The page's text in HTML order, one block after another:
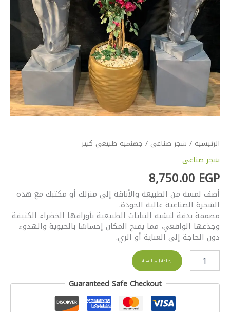
الرئيسية / شجر صناعى / جهنميه طبيعي كبير
شجر صناعى
8,750.00 EGP
أضف لمسة من الطبيعة والأناقة إلى منزلك أو مكتبك مع هذه
الشجرة الصناعية عالية الجودة.
مصممة بدقة لتشبه النباتات الطبيعية بأوراقها الخضراء الكثيفة
وجذعها الواقعي، مما يمنح المكان إحساسًا بالحيوية والهدوء
دون الحاجة إلى العناية أو الري.
إضافة إلى السلة
Guaranteed Safe Checkout